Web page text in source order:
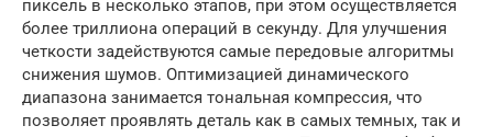
пиксель в несколько этапов, при этом осуществляется
более триллиона операций в секунду. Для улучшения
четкости задействуются самые передовые алгоритмы
снижения шумов. Оптимизацией динамического
диапазона занимается тональная компрессия, что
позволяет проявлять деталь как в самых темных, так и